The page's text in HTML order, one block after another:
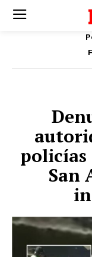
policías
San